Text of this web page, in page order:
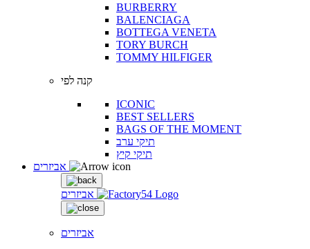
BURBERRY
BALENCIAGA
BOTTEGA VENETA
TORY BURCH
TOMMY HILFIGER
קנה לפי
ICONIC
BEST SELLERS
BAGS OF THE MOMENT
תיקי ערב
תיקי קיץ
אביזרים
אביזרים